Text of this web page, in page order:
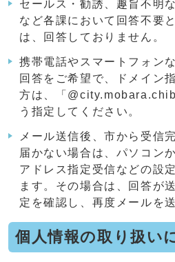
セールス・勧誘、趣旨不明
など各課において回答不要
は、回答しておりません。
携帯電話やスマートフォン
回答をご希望で、ドメイン
方は、「
う指定してください。
メール送信後、市から受信
届かない場合は、パソコン
アドレス指定受信などの設
ます。その場合は、回答が
定を確認し、再度メールを
個人情報の取り扱い